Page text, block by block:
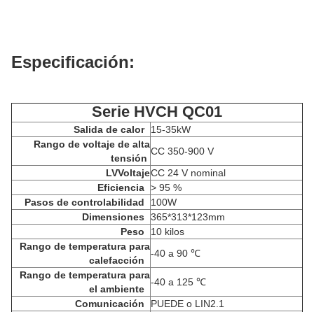
Especificación:
Serie HVCH QC01
Salida de calor
15-35kW
Rango de voltaje de alta
tensión
CC 350-900 V
LVVoltajeCC 24 V nominal
Eficiencia > 95 %
Pasos de controlabilidad
100W
Dimensiones
365*313*123mm
Peso
10 kilos
Rango de temperatura para
calefacción
-40 a 90 ℃
Rango de temperatura para
el ambiente
-40 a 125 ℃
Comunicación
PUEDE o LIN2.1